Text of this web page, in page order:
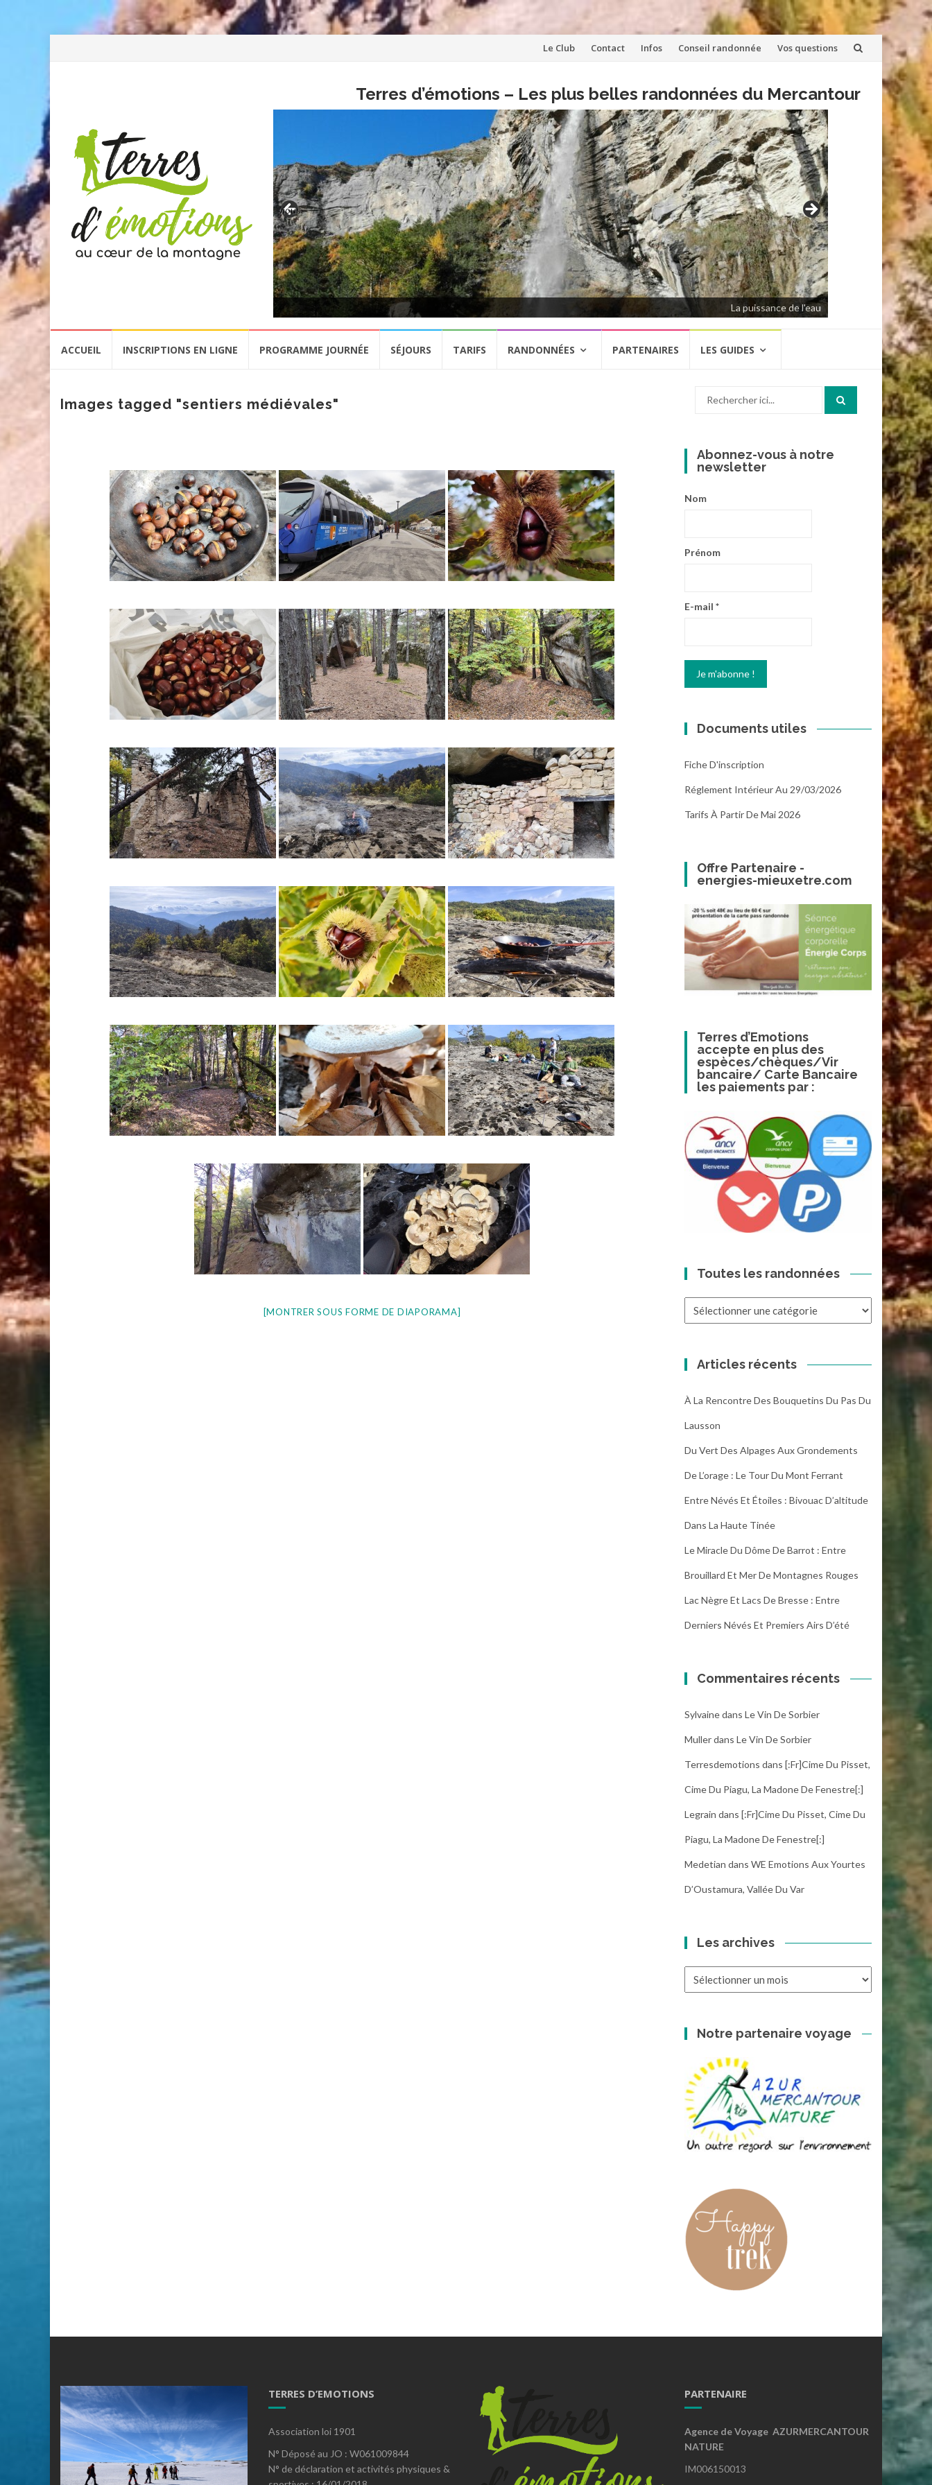
Aller
contenu
Le Club Contact Infos Conseil randonnée Vos questions
Terres d’émotions – Les plus belles randonnées du Mercantour
La puissance de l'eau
Previous
ACCUEIL INSCRIPTIONS EN LIGNE PROGRAMME JOURNÉE SÉJOURS TARIFS RANDONNÉES PARTENAIRES LES GUIDES
Images tagged "sentiers médiévales"
[MONTRER SOUS FORME DE DIAPORAMA]
Abonnez-vous à notre
newsletter
Nom
Prénom
E-mail *
Documents utiles
Fiche D'inscription
Réglement Intérieur Au 29/03/2026
Tarifs À Partir De Mai 2026
Offre Partenaire -
energies-mieuxetre.com
Terres d’Emotions
accepte en plus des
espèces/chèques/Vir
bancaire/ Carte Bancaire
les paiements par :
Toutes les randonnées
Articles récents
À La Rencontre Des Bouquetins Du Pas Du
Lausson
Du Vert Des Alpages Aux Grondements
De L’orage : Le Tour Du Mont Ferrant
Entre Névés Et Étoiles : Bivouac D’altitude
Dans La Haute Tinée
Le Miracle Du Dôme De Barrot : Entre
Brouillard Et Mer De Montagnes Rouges
Lac Nègre Et Lacs De Bresse : Entre
Derniers Névés Et Premiers Airs D’été
Commentaires récents
Sylvainedans Le Vin De Sorbier
Mullerdans Le Vin De Sorbier
Terresdemotions dans [:fr]Cime Du Pisset,
Cime Du Piagu, La Madone De Fenestre[:]
Legrain dans [:fr]Cime Du Pisset, Cime Du
Piagu, La Madone De Fenestre[:]
Medetian dans WE Emotions Aux Yourtes
D’Oustamura, Vallée Du Var
Les archives
Notre partenaire voyage
TERRES D’EMOTIONS
Association loi 1901
N° Déposé au JO : W061009844
N° de déclaration et activités physiques &
PARTENAIRE
Agence de Voyage AZURMERCANTOUR
NATURE
IM006150013